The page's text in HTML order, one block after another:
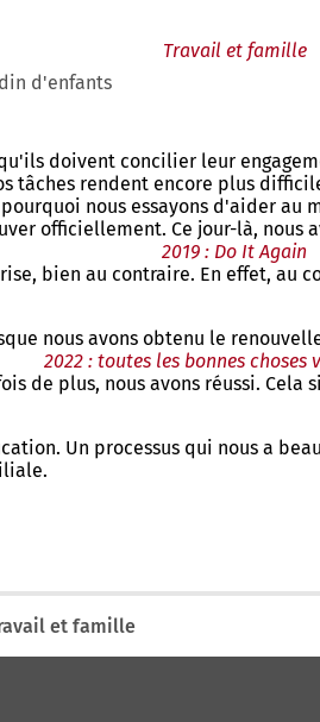
Travail et famille
d'enfants
doivent concilier leur
tâches rendent encore plus
nous essayons d'aider
officiellement. Ce jour-là,
2019 : Do It Again
bien au contraire. En effet, au
nous avons obtenu le
2022 : toutes les bonnes choses
de plus, nous avons réussi.
Un processus qui nous a
et famille